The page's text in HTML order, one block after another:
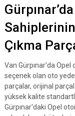
Çıkma
Van Gürpınar'da
seçenek olan oto
parçalar, orijinal
yüksek kalite
Gürpınar'daki Opel